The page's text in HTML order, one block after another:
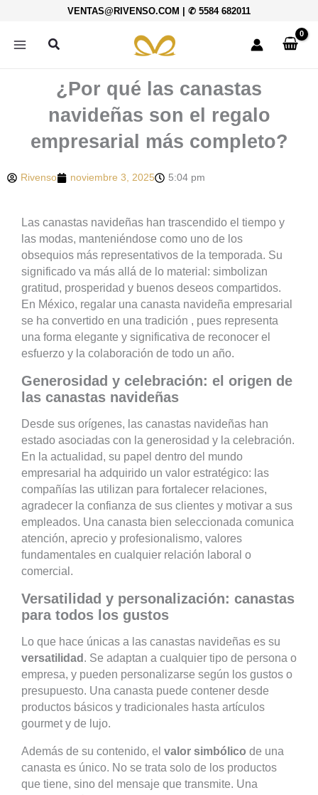
contenido
VENTAS@RIVENSO.COM | ✆ 5584 682011
Buscar
¿Por qué las canastas
navideñas son el regalo
empresarial más completo?
Rivenso noviembre 3, 2025 5:04 pm
Las canastas navideñas han trascendido el tiempo y
las modas, manteniéndose como uno de los
obsequios más representativos de la temporada. Su
significado va más allá de lo material: simbolizan
gratitud, prosperidad y buenos deseos compartidos.
En México, regalar una canasta navideña empresarial
se ha convertido en una tradición , pues representa
una forma elegante y significativa de reconocer el
esfuerzo y la colaboración de todo un año.
Generosidad y celebración: el origen de
las canastas navideñas
Desde sus orígenes, las canastas navideñas han
estado asociadas con la generosidad y la celebración.
En la actualidad, su papel dentro del mundo
empresarial ha adquirido un valor estratégico: las
compañías las utilizan para fortalecer relaciones,
agradecer la confianza de sus clientes y motivar a sus
empleados. Una canasta bien seleccionada comunica
atención, aprecio y profesionalismo, valores
fundamentales en cualquier relación laboral o
comercial.
Versatilidad y personalización: canastas
para todos los gustos
Lo que hace únicas a las canastas navideñas es su
versatilidad . Se adaptan a cualquier tipo de persona o
empresa, y pueden personalizarse según los gustos o
presupuesto. Una canasta puede contener desde
productos básicos y tradicionales hasta artículos
gourmet y de lujo.
Además de su contenido, el valor simbólico de una
canasta es único. No se trata solo de los productos
que tiene, sino del mensaje que transmite. Una